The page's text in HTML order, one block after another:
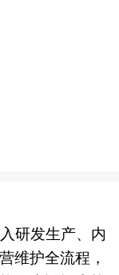
续释放增量
数字化赋能，
长极，具备全
及行业应用
间；在产业维
能力"的综合信
云化基站、白
企业将在新一
究咨询报告
量周密的市场
产业供应链、
，B 端小微企
业层面，头部
机构聚焦垂直
协同与跨机构
合规框架持续
周密的市场调
国家商务部、
务院发展研究
AI 智能调
标配，产品向
型。未来，全
发展趋势聚焦
持续扩容，年
智能交互的需
微投成为增长
痛点、渗透率
多模态交
形态创新，全
连接云端算
提供沉浸式交
括产业发展
和发展定位、
产业发展政策
经济全球化和
学预测产业发
规划、细分市
盖全球。累积
研发生产、内
维护全流程，